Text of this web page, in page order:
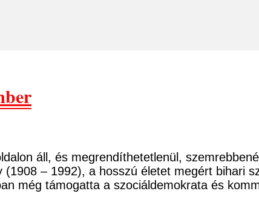
áll, és megrendíthetetlenül,
– 1992), a hosszú életet megért bihari
még támogatta a szociáldemokrata és